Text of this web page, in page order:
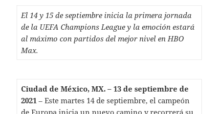
El 14 y 15 de septiembre inicia la primera jornada
de la UEFA Champions League y la emoción estará
al máximo con partidos del mejor nivel en HBO
Max.
Ciudad de México, MX. – 13 de septiembre de
2021 – Este martes 14 de septiembre, el campeón